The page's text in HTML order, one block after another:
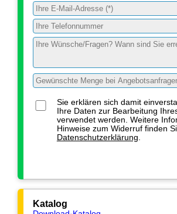
Sie erklären sich damit
Ihre Daten zur Bearbeitung
verwendet werden. Weitere
Hinweise zum Widerruf finden
Datenschutzerklärung.
Katalog